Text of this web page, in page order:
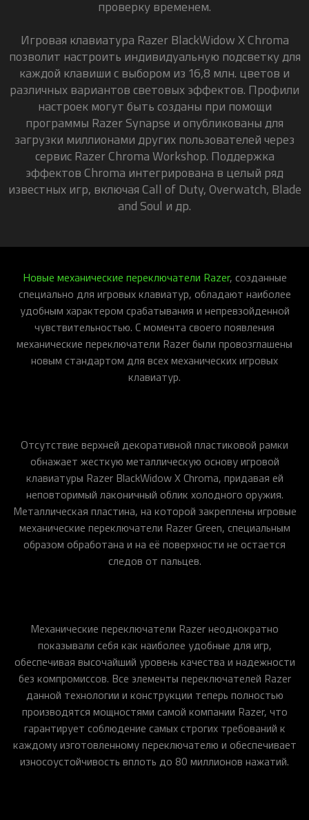
проверку временем.
Игровая клавиатура Razer BlackWidow X Chroma
позволит настроить индивидуальную подсветку для
каждой клавиши с выбором из 16,8 млн. цветов и
различных вариантов световых эффектов. Профили
настроек могут быть созданы при помощи
программы Razer Synapse и опубликованы для
загрузки миллионами других пользователей через
сервис Razer Chroma Workshop. Поддержка
эффектов Chroma интегрирована в целый ряд
известных игр, включая Call of Duty, Overwatch, Blade
and Soul и др.
Новые механические переключатели Razer, созданные
специально для игровых клавиатур, обладают наиболее
удобным характером срабатывания и непревзойденной
чувствительностью. С момента своего появления
механические переключатели Razer были провозглашены
новым стандартом для всех механических игровых
клавиатур.
Отсутствие верхней декоративной пластиковой рамки
обнажает жесткую металлическую основу игровой
клавиатуры Razer BlackWidow X Chroma, придавая ей
неповторимый лаконичный облик холодного оружия.
Металлическая пластина, на которой закреплены игровые
механические переключатели Razer Green, специальным
образом обработана и на её поверхности не остается
следов от пальцев.
Механические переключатели Razer неоднократно
показывали себя как наиболее удобные для игр,
обеспечивая высочайший уровень качества и надежности
без компромиссов. Все элементы переключателей Razer
данной технологии и конструкции теперь полностью
производятся мощностями самой компании Razer, что
гарантирует соблюдение самых строгих требований к
каждому изготовленному переключателю и обеспечивает
износоустойчивость вплоть до 80 миллионов нажатий.